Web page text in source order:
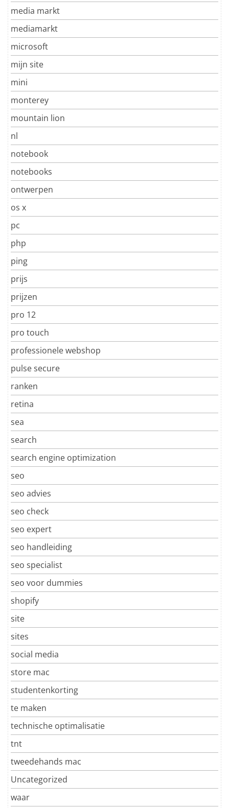
media markt
mediamarkt
microsoft
mijn site
mini
monterey
mountain lion
nl
notebook
notebooks
ontwerpen
os x
pc
php
ping
prijs
prijzen
pro 12
pro touch
professionele webshop
pulse secure
ranken
retina
sea
search
search engine optimization
seo
seo advies
seo check
seo expert
seo handleiding
seo specialist
seo voor dummies
shopify
site
sites
social media
store mac
studentenkorting
te maken
technische optimalisatie
tnt
tweedehands mac
Uncategorized
waar